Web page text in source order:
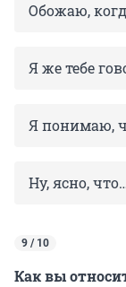
Обожаю,
Я же тебе
Я понимаю,
Ну, ясно,
9 / 10
Как вы